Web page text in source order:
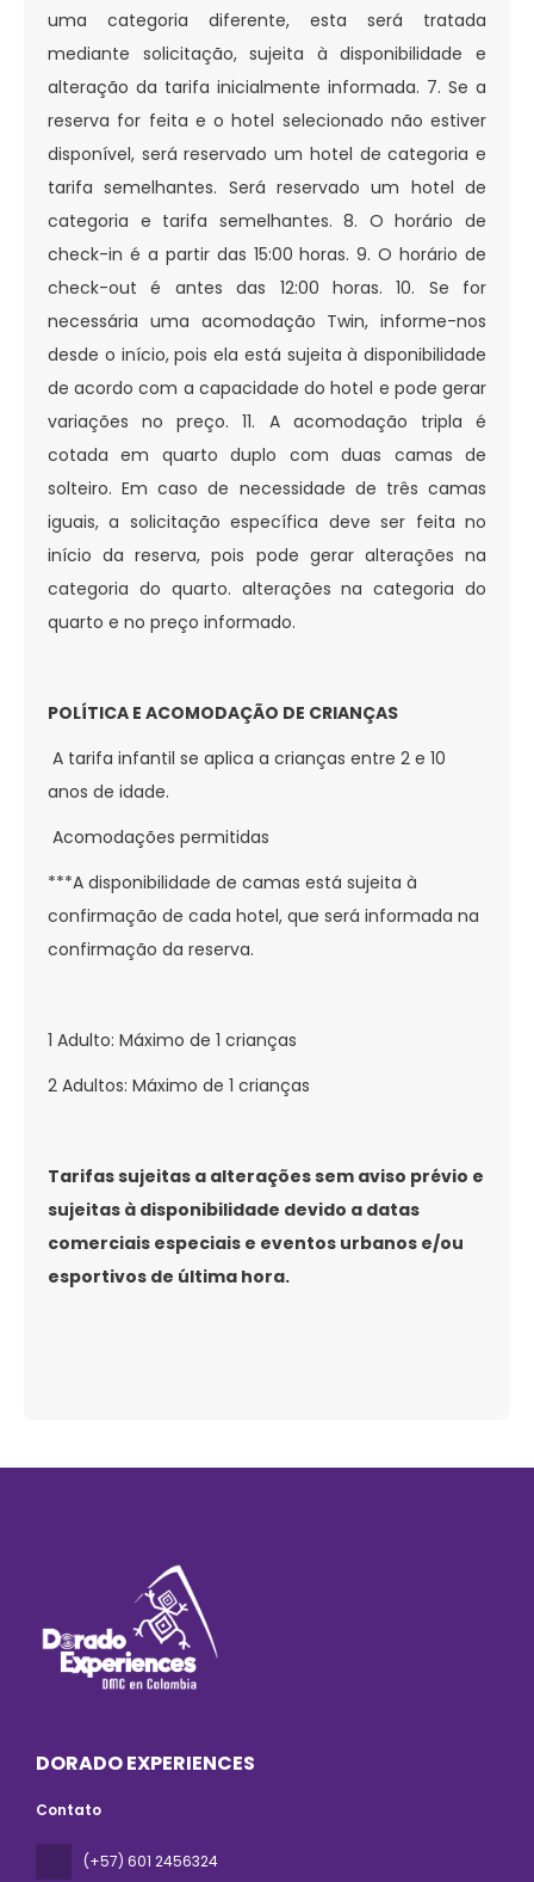
uma categoria diferente, esta será tratada
mediante solicitação, sujeita à disponibilidade e
alteração da tarifa inicialmente informada. 7. Se a
reserva for feita e o hotel selecionado não estiver
disponível, será reservado um hotel de categoria e
tarifa semelhantes. Será reservado um hotel de
categoria e tarifa semelhantes. 8. O horário de
check-in é a partir das 15:00 horas. 9. O horário de
check-out é antes das 12:00 horas. 10. Se for
necessária uma acomodação Twin, informe-nos
desde o início, pois ela está sujeita à disponibilidade
de acordo com a capacidade do hotel e pode gerar
variações no preço. 11. A acomodação tripla é
cotada em quarto duplo com duas camas de
solteiro. Em caso de necessidade de três camas
iguais, a solicitação específica deve ser feita no
início da reserva, pois pode gerar alterações na
categoria do quarto. alterações na categoria do
quarto e no preço informado.
POLÍTICA E ACOMODAÇÃO DE CRIANÇAS
A tarifa infantil se aplica a crianças entre 2 e 10
anos de idade.
Acomodações permitidas
***A disponibilidade de camas está sujeita à
confirmação de cada hotel, que será informada na
confirmação da reserva.
1 Adulto: Máximo de 1 crianças
2 Adultos: Máximo de 1 crianças
Tarifas sujeitas a alterações sem aviso prévio e
sujeitas à disponibilidade devido a datas
comerciais especiais e eventos urbanos e/ou
esportivos de última hora.
DORADO EXPERIENCES
Contato
(+57) 601 2456324